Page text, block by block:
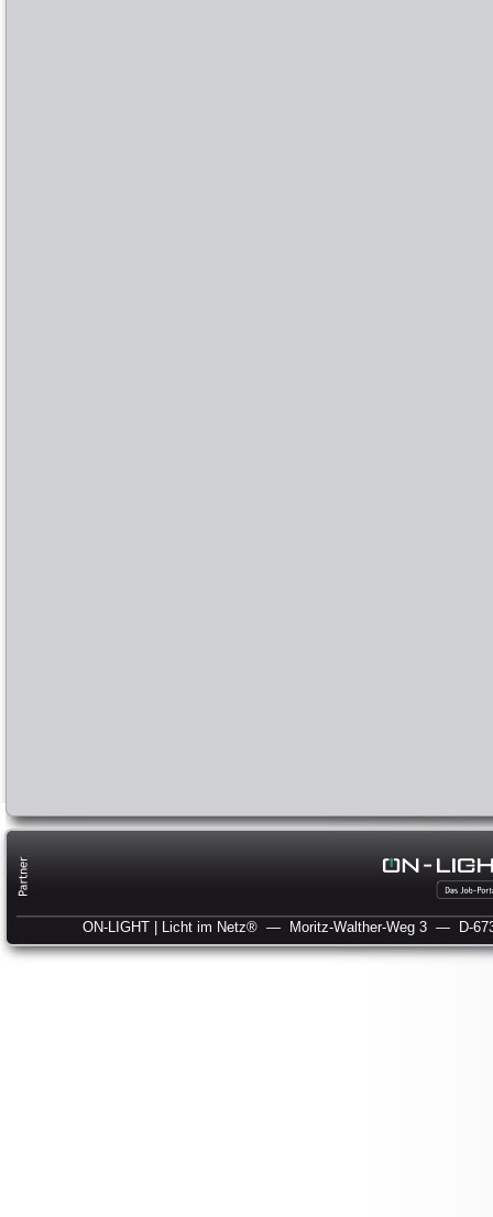
ON-LIGHT | Licht im Netz® — Moritz-Walther-Weg 3 — D-